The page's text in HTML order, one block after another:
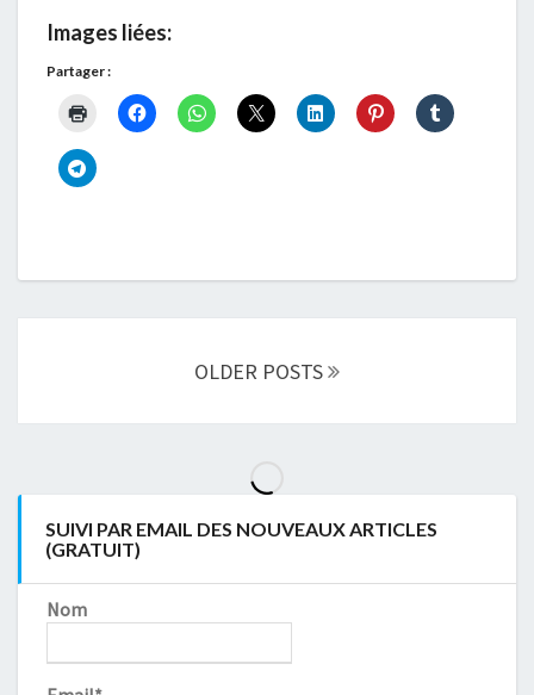
Images liées:
Partager :
OLDER POSTS
SUIVI PAR EMAIL DES NOUVEAUX ARTICLES
(GRATUIT)
Nom